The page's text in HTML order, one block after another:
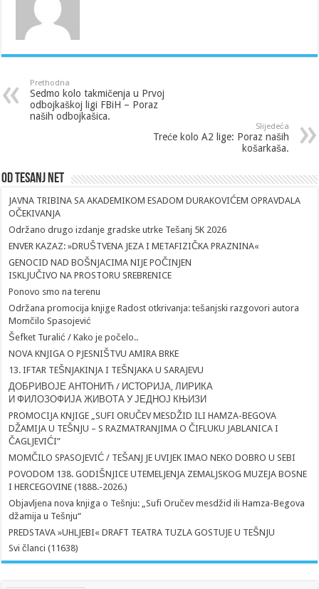
Prethodna
Sedmo kolo takmičenja u Prvoj
odbojkaškoj ligi FBiH – Poraz
naših odbojkašica.
Slijedeća
Treće kolo A2 lige: Poraz naših
košarkaša.
Od Tesanj Net
JAVNA TRIBINA SA AKADEMIKOM ESADOM DURAKOVIĆEM OPRAVDALA
OČEKIVANJA
Održano drugo izdanje gradske utrke Tešanj 5K 2026
ENVER KAZAZ: »DRUŠTVENA JEZA I METAFIZIČKA PRAZNINA«
GENOCID NAD BOŠNJACIMA NIJE POČINJEN
ISKLJUČIVO NA PROSTORU SREBRENICE
Ponovo smo na terenu
Održana promocija knjige Radost otkrivanja: tešanjski razgovori autora
Momčilo Spasojević
Šefket Turalić / Kako je počelo..
NOVA KNJIGA O PJESNIŠTVU AMIRA BRKE
13. IFTAR TEŠNJAKINJA I TEŠNJAKA U SARAJEVU
ДОБРИВОЈЕ АНТОНИЋ / ИСТОРИЈА, ЛИРИКА
И ФИЛОЗОФИЈА ЖИВОТА У ЈЕДНОЈ КЊИЗИ
PROMOCIJA KNJIGE „SUFI ORUČEV MESDŽID ILI HAMZA-BEGOVA
DŽAMIJA U TEŠNJU – S RAZMATRANJIMA O ČIFLUKU JABLANICA I
ČAGLJEVIĆI”
MOMČILO SPASOJEVIĆ / TEŠANJ JE UVIJEK IMAO NEKO DOBRO U SEBI
POVODOM 138. GODIŠNJICE UTEMELJENJA ZEMALJSKOG MUZEJA BOSNE
I HERCEGOVINE (1888.-2026.)
Objavljena nova knjiga o Tešnju: „Sufi Oručev mesdžid ili Hamza-Begova
džamija u Tešnju“
PREDSTAVA »UHLJEBI« DRAFT TEATRA TUZLA GOSTUJE U TEŠNJU
Svi članci (11638)